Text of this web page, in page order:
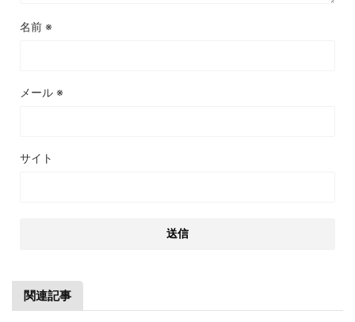
名前 ※
メール ※
サイト
関連記事